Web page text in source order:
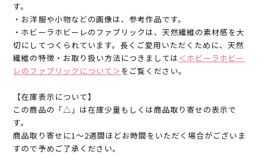
す。
・お洋服や小物などの画像は、参考作品です。
・ホビーラホビーレのファブリックは、天然繊維の素材感を大
切にしてつくられています。長くご愛用いただくために、天然
繊維の特徴・お取り扱い方法につきましては＜ホビーラホビー
レのファブリックについて＞ をご覧ください。
【在庫表示について】
この商品の「△」は在庫少量もしくは商品取り寄せの表示で
す。
商品取り寄せに1～2週間ほどお時間をいただく場合がございま
すので予めご了承ください。